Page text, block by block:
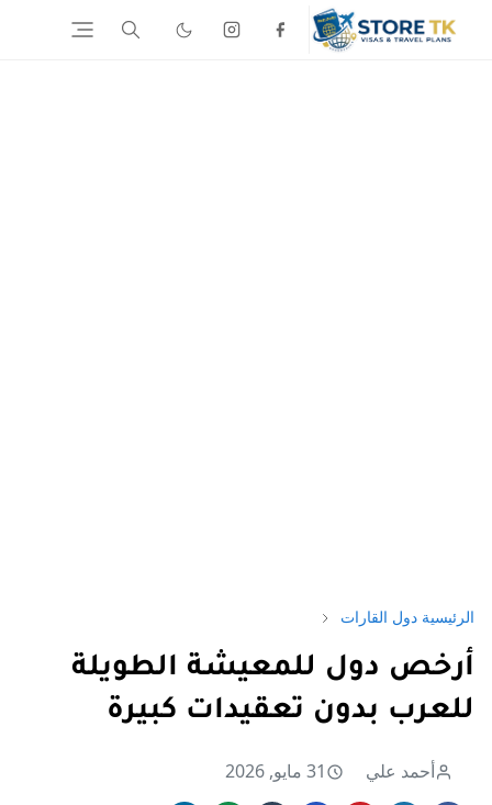
الرئيسية دول القارات
أرخص دول للمعيشة الطويلة
للعرب بدون تعقيدات كبيرة
أحمد علي 31 مايو, 2026